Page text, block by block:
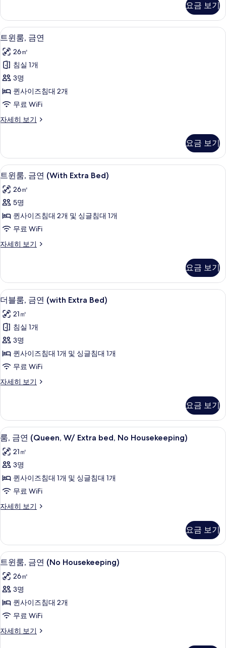
보
기
연
자
세
보
기
요금 보기
트
윈
룸,
금
연
사
모
보
기
오리/거위털 이불, 책상, 노트북 작업
12
트윈룸, 금연
26㎡
침실 1개
3명
퀸사이즈침대 2개
무료 WiFi
자세히 보기
트
연
자
세
보
기
요금 보기
트
윈
룸,
금
연
(With
Extra
진
모
두
보
기
오리/거위털 이불, 책상, 노트북 작업
12
트윈룸, 금연 (With Extra Bed)
26㎡
5명
퀸사이즈침대 2개 및 싱글침대 1개
무료 WiFi
자세히 보기
트
연
(With
Extra
Bed)
자
세
히
보
기
요금 보기
더
블
룸,
금
연
(with
Extra
Bed)
모
두
보
기
오리/거위털 이불, 책상, 노트북 작업
12
더블룸, 금연 (with Extra Bed)
21㎡
침실 1개
3명
퀸사이즈침대 1개 및 싱글침대 1개
무료 WiFi
자세히 보기
더
연
(with
Extra
Bed)
자
세
보
기
요금 보기
룸,
금
연
(Queen,
W/
Extra
bed,
사
진
모
두
보
기
오리/거위털 이불, 책상, 노트북 작업
4
룸, 금연 (Queen, W/ Extra bed, No Housekeeping)
21㎡
3명
퀸사이즈침대 1개 및 싱글침대 1개
무료 WiFi
자세히 보기
룸,
W/
Extra
bed,
Housekeeping)
자
히
보
요금 보기
트
윈
룸,
금
연
(No
Housekeeping)
오리/거위털 이불, 책상, 노트북 작업
4
트윈룸, 금연 (No Housekeeping)
26㎡
3명
퀸사이즈침대 2개
무료 WiFi
자세히 보기
트